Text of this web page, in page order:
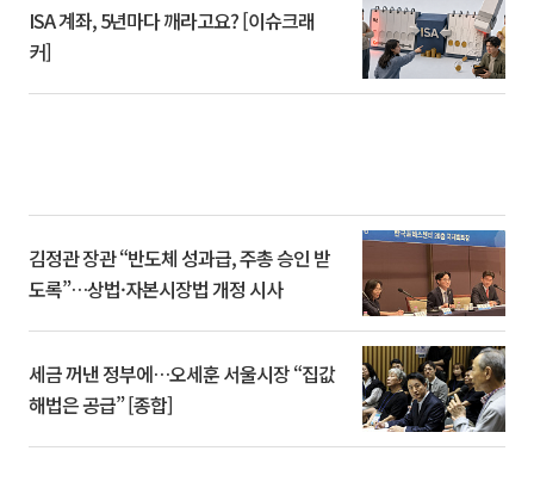
ISA 계좌, 5년마다 깨라고요? [이슈크래
커]
김정관 장관 “반도체 성과급, 주총 승인 받
도록”…상법·자본시장법 개정 시사
세금 꺼낸 정부에…오세훈 서울시장 “집값
해법은 공급” [종합]